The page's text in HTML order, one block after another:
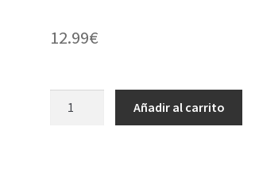
12.99€
Añadir al carrito